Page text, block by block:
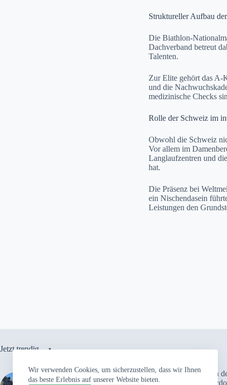
Wir verwenden Cookies, um sicherzustellen, dass wir Ihnen
das beste Erlebnis auf unserer Website bieten.
Struktureller Aufbau
Die Biathlon-
Dachverband betreut
Talenten.
Zur Elite gehört das A-
und die
medizinische Checks
Rolle der Schweiz im
Obwohl die Schweiz
Vor allem im
Langlaufzentren und
hat.
Die Präsenz bei
ein Nischendasein
Leistungen den
Jetzt trendig
Grenzen neu definieren:
Christian Ambühls Philosophie
Wenn